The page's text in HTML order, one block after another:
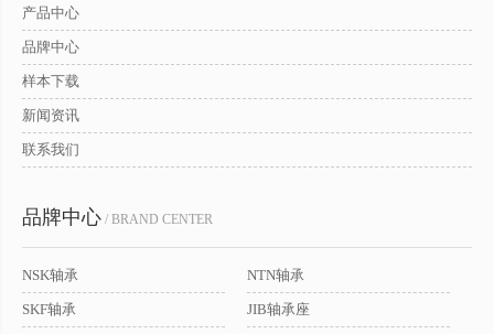
产品中心
品牌中心
样本下载
新闻资讯
联系我们
品牌中心 / BRAND CENTER
NSK轴承 NTN轴承
SKF轴承 JIB轴承座